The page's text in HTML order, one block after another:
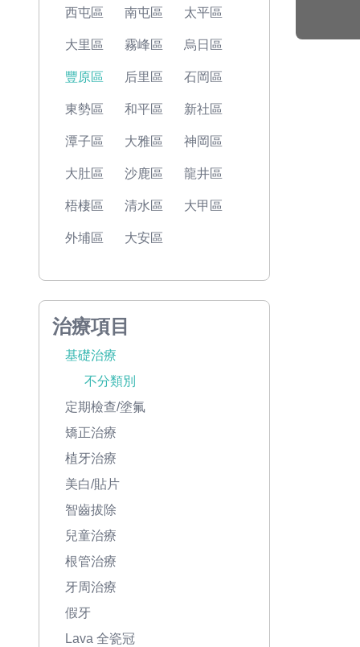
西屯區 南屯區 太平區
大里區 霧峰區 烏日區
豐原區 后里區 石岡區
東勢區 和平區 新社區
潭子區 大雅區 神岡區
大肚區 沙鹿區 龍井區
梧棲區 清水區 大甲區
外埔區 大安區
治療項目
基礎治療
不分類別
定期檢查/塗氟
矯正治療
植牙治療
美白/貼片
智齒拔除
兒童治療
根管治療
牙周治療
假牙
Lava 全瓷冠